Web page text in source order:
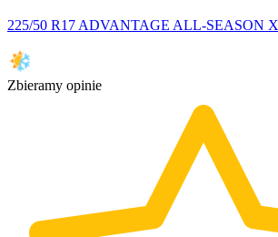
225/50 R17 ADVANTAGE ALL-SEASON
Zbieramy opinie